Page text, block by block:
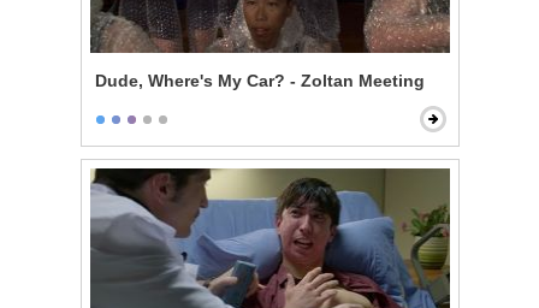
Dude, Where's My Car? - Zoltan Meeting